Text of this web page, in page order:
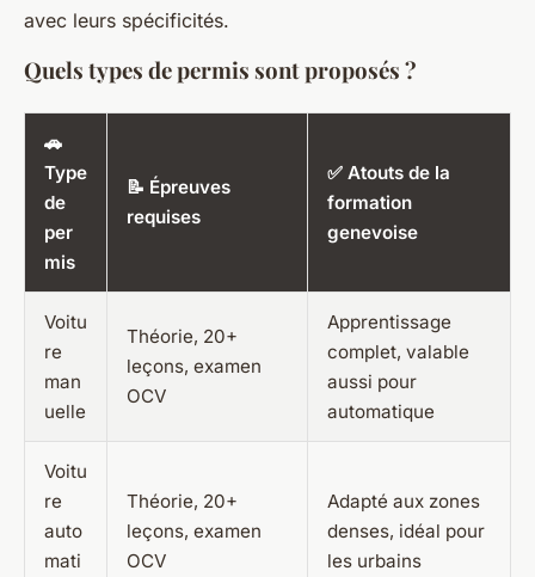
avec leurs spécificités.
Quels types de permis sont proposés ?
🚗
Type
de
per
mis
📝 Épreuves
requises
✅ Atouts de la
formation
genevoise
Voitu
re
man
uelle
Théorie, 20+
leçons, examen
OCV
Apprentissage
complet, valable
aussi pour
automatique
Voitu
re
auto
mati
Théorie, 20+
leçons, examen
OCV
Adapté aux zones
denses, idéal pour
les urbains